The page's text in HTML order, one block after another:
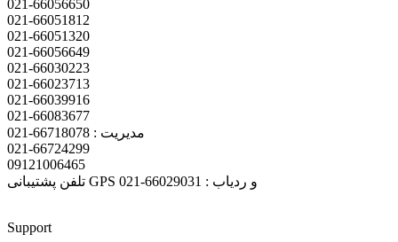
021-66056650
021-66051812
021-66051320
021-66056649
021-66030223
021-66023713
021-66039916
021-66083677
مدیریت : 66718078-021
021-66724299
09121006465
تلفن پشتیبانی GPS و ردیاب : 66029031-021
Support